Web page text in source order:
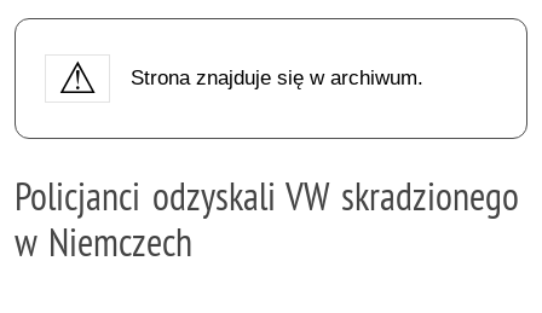
Strona znajduje się w archiwum.
Policjanci odzyskali VW skradzionego
w Niemczech